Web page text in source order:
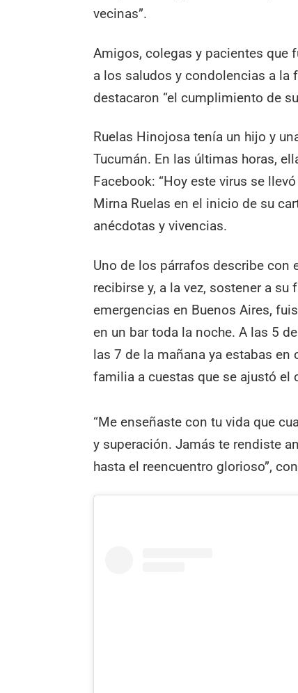
vecinas”.
Amigos, colegas y pacientes que
a los saludos y condolencias a
destacaron “el cumplimiento de
Ruelas Hinojosa tenía un hijo y
Tucumán. En las últimas horas,
Facebook: “Hoy este virus se
Mirna Ruelas en el inicio de su
anécdotas y vivencias.
Uno de los párrafos describe con
recibirse y, a la vez, sostener a
emergencias en Buenos Aires,
en un bar toda la noche. A las 5
las 7 de la mañana ya estabas en
familia a cuestas que se ajustó el
“Me enseñaste con tu vida que
y superación. Jamás te rendiste
hasta el reencuentro glorioso”,